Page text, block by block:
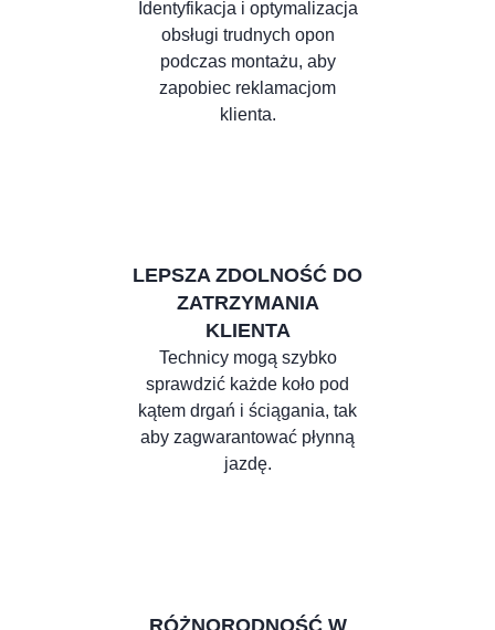
Identyfikacja i optymalizacja
obsługi trudnych opon
podczas montażu, aby
zapobiec reklamacjom
klienta.
LEPSZA ZDOLNOŚĆ DO
ZATRZYMANIA
KLIENTA
Technicy mogą szybko
sprawdzić każde koło pod
kątem drgań i ściągania, tak
aby zagwarantować płynną
jazdę.
RÓŻNORODNOŚĆ W